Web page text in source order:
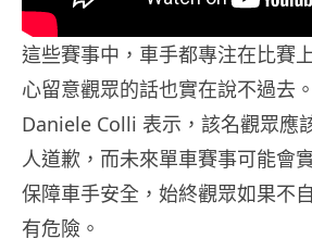
這些賽事中，車手都專注在比賽
心留意觀眾的話也實在說不過去
Daniele Colli 表示，該名觀眾應
人道歉，而未來單車賽事可能會
保障車手安全，始終觀眾如果不
有危險。